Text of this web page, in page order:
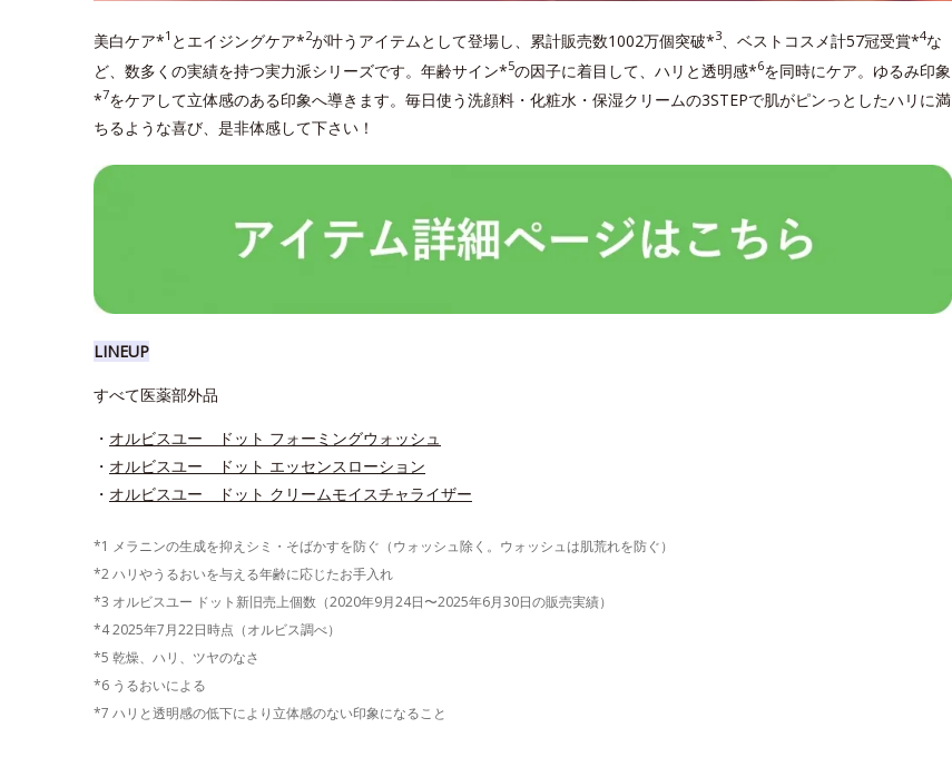
美白ケア*1 とエイジングケア*2が叶うアイテムとして登場し、累計販売数1002万個突破*3 、ベストコスメ計57冠受賞*4な
ど、数多くの実績を持つ実力派シリーズです。年齢サイン*5の因子に着目して、ハリと透明感*6を同時にケア。ゆるみ印象
*7をケアして立体感のある印象へ導きます。毎日使う洗顔料・化粧水・保湿クリームの3STEPで肌がピンっとしたハリに満
ちるような喜び、是非体感して下さい！
LINEUP
すべて医薬部外品
・ オルビスユー ドット フォーミングウォッシュ
・ オルビスユー ドット エッセンスローション
・ オルビスユー ドット クリームモイスチャライザー
*1 メラニンの生成を抑えシミ・そばかすを防ぐ（ウォッシュ除く。ウォッシュは肌荒れを防ぐ）
*2 ハリやうるおいを与える年齢に応じたお手入れ
*3 オルビスユー ドット新旧売上個数（2020年9月24日〜2025年6月30日の販売実績）
*4 2025年7月22日時点（オルビス調べ）
*5 乾燥、ハリ、ツヤのなさ
*6 うるおいによる
*7 ハリと透明感の低下により立体感のない印象になること